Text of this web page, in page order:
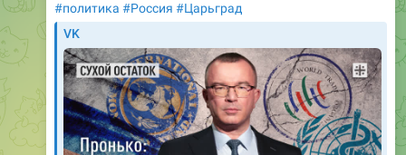
#политика #Россия #Царьград
VK